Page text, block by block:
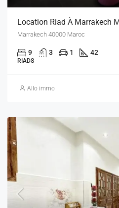
Location Riad À Marrakech
Marrakech 40000 Maroc
9 3 1 42
RIADS
Allo immo